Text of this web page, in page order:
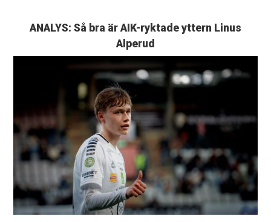
ANALYS: Så bra är AIK-ryktade yttern Linus
Alperud